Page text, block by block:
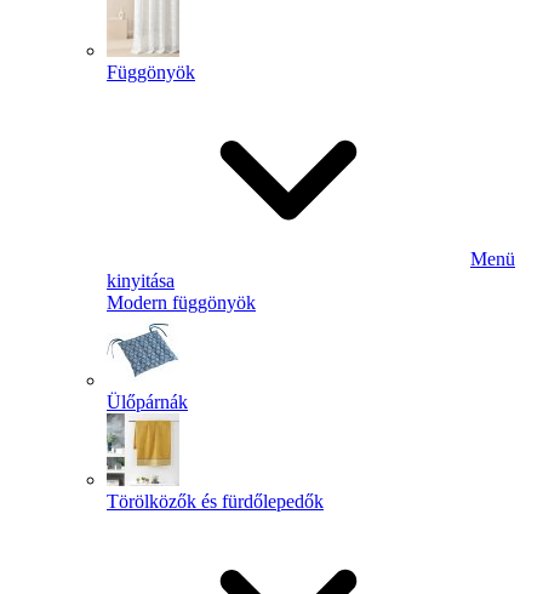
Függönyök
Menü
kinyitása
Modern függönyök
Ülőpárnák
Törölközők és fürdőlepedők